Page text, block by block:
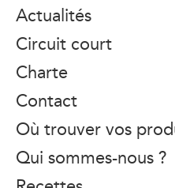
Actualités
Circuit court
Charte
Contact
Où trouver vos
Qui sommes-nous ?